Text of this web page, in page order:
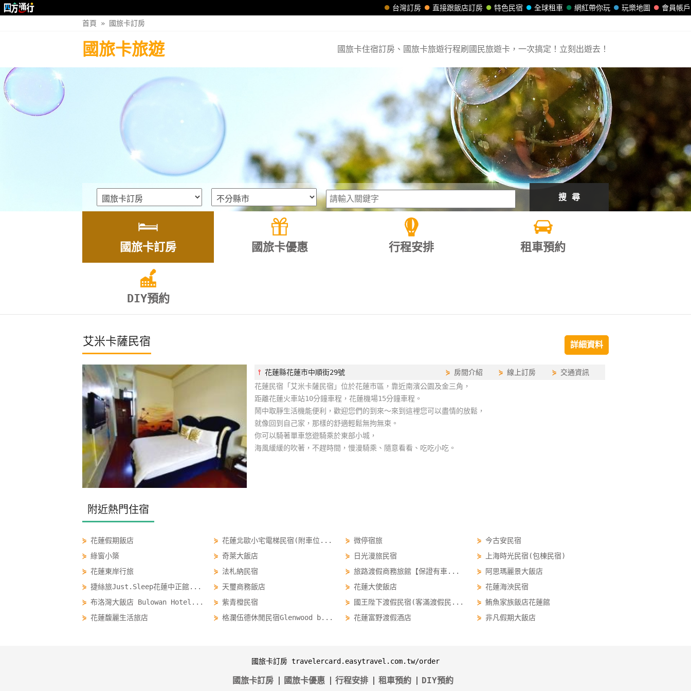
會員帳戶
玩樂地圖
網紅帶你玩
全球租車
特色民宿
直接跟飯店訂房
台灣訂房
首頁 » 國旅卡訂房
國旅卡旅遊 國旅卡住宿訂房、國旅卡旅遊行程刷國民旅遊卡，一次搞定！立刻出遊去！
搜 尋
國旅卡訂房 國旅卡優惠 行程安排 租車預約
DIY預約
艾米卡薩民宿 詳細資料
⫯ 花蓮縣花蓮市中順街29號 ⋟ 房間介紹 ⋟線上訂房 ⋟ 交通資訊
花蓮民宿「艾米卡薩民宿」位於花蓮市區，靠近南濱公園及金三角，
距離花蓮火車站10分鐘車程，花蓮機場15分鐘車程。
鬧中取靜生活機能便利，歡迎您們的到來～來到這裡您可以盡情的放鬆，
就像回到自己家，那樣的舒適輕鬆無拘無束。
你可以騎著單車悠遊騎乘於東部小城，
海風緩緩的吹著，不趕時間，慢漫騎乘、隨意看看、吃吃小吃。
附近熱門住宿
⋟ 花蓮假期飯店 ⋟ 花蓮北歐小宅電梯民宿(附車位... ⋟ 微停宿旅 ⋟ 今古安民宿
⋟ 綠窗小築 ⋟ 奇萊大飯店 ⋟ 日光漫旅民宿 ⋟
上海時光民宿(包棟民宿)
⋟ 花蓮東岸行旅 ⋟ 法札納民宿 ⋟ 旅路渡假商務旅館【保證有車... ⋟
阿思瑪麗景大飯店
⋟ 捷絲旅Just.Sleep花蓮中正館... ⋟ 天璽商務飯店 ⋟ 花蓮大使飯店 ⋟ 花蓮海泱民宿
⋟ 布洛灣大飯店 Bulowan Hotel... ⋟ 紫青橙民宿 ⋟ 國王陛下渡假民宿(客滿渡假民... ⋟ 鮪魚家族飯店花蓮館
⋟ 花蓮馥麗生活旅店 ⋟ 格瀾伍德休閒民宿Glenwood b... ⋟ 花蓮富野渡假酒店 ⋟ 非凡假期大飯店
國旅卡訂房 travelercard.easytravel.com.tw/order
國旅卡訂房 國旅卡優惠 行程安排 租車預約 DIY預約